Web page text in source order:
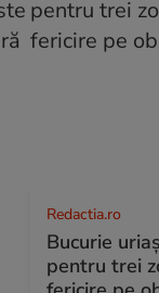
Redactia.ro
Bucurie
pentru trei